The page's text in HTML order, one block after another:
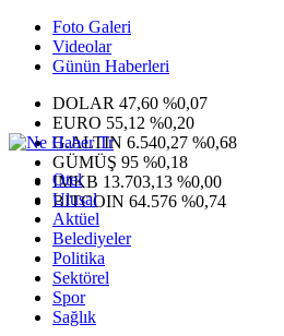
Foto Galeri
Videolar
Günün Haberleri
DOLAR 47,60 %0,07
EURO 55,12 %0,20
G.ALTIN 6.540,27 %0,68
GÜMÜŞ 95 %0,18
IMKB 13.703,13 %0,00
BITCOIN 64.576 %0,74
Otel
Ulusal
Aktüel
Belediyeler
Politika
Sektörel
Spor
Sağlık